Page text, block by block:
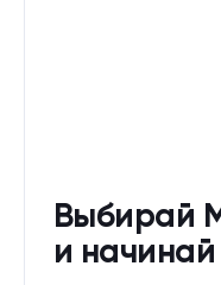
Выбирай
и начинай